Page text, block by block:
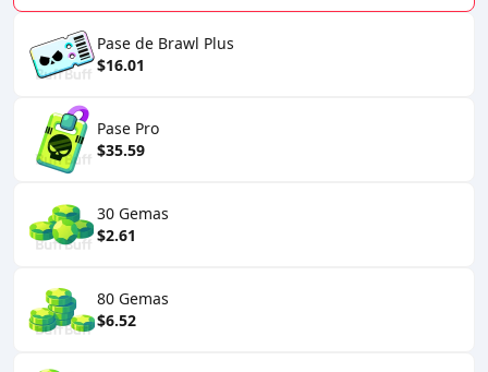
Pase de Brawl Plus
$16.01
Pase Pro
$35.59
30 Gemas
$2.61
80 Gemas
$6.52